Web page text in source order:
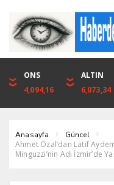
DOLAR
46,1316
EURO
53,3001
ONS
4,094,16
ALTIN
6,073,34
Anasayfa Güncel
Ahmet Özal’dan Latif
Minguzzi’nin Adı İzmir’de